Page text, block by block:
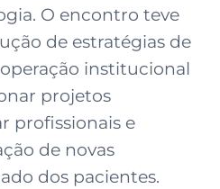
O encontro teve
de estratégias de
institucional
projetos
profissionais e
de novas
dos pacientes.